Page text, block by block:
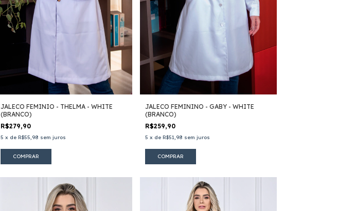
JALECO FEMINIO - THELMA - WHITE
(BRANCO)
R$279,90
5 x de R$55,98 sem juros
COMPRAR
JALECO FEMININO - GABY - WHITE
(BRANCO)
R$259,90
5 x de R$51,98 sem juros
COMPRAR